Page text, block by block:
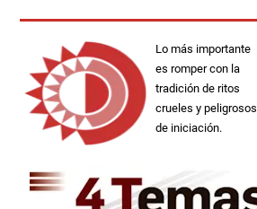
Lo más importante
es romper con la
tradición de ritos
crueles y peligrosos
de iniciación.